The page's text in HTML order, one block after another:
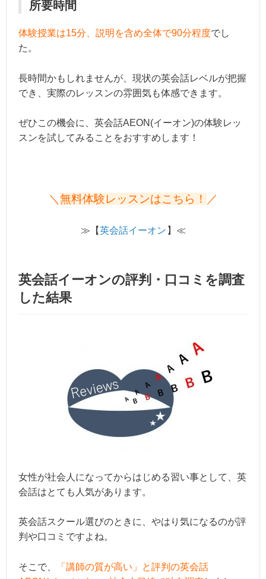
所要時間
体験授業は15分、説明を含め全体で90分程度でし
た。
長時間かもしれませんが、現状の英会話レベルが把握
でき、実際のレッスンの雰囲気も体感できます。
ぜひこの機会に、英会話AEON(イーオン)の体験レッ
スンを試してみることをおすすめします！
＼無料体験レッスンはこちら！ ／
≫【英会話イーオン 】≪
英会話イーオンの評判・口コミを調査
した結果
女性が社会人になってからはじめる習い事として、英
会話はとても人気があります。
英会話スクール選びのときに、やはり気になるのが評
判や口コミですよね。
そこで、
「講師の質が高い」と評判の英会話